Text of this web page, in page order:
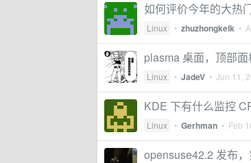
如何评价今年的大热
Linux • zhuzhongkelk •
plasma 桌面，顶部
Linux • JadeV • Jun 11,
KDE 下有什么监控
Linux • Gerhman • Feb
opensuse42.2 发布